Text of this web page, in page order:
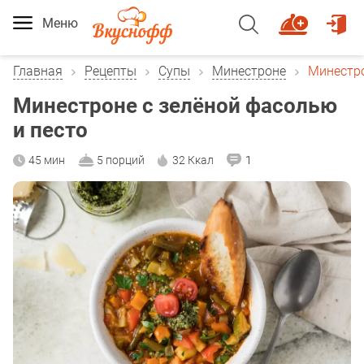
Меню
Главная Рецепты Супы Минестроне
Минестроне с зелёной фасолью
и песто
45 мин 5 порций 32 Ккал 1